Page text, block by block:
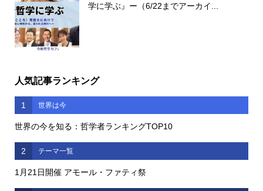
学に学ぶ』ー（6/22までアーカイ...
人気記事ランキング
1 世界は今
世界の今を知る：哲学者ランキングTOP10
2 テーマ一覧
1月21日開催 アモール・ファティ祭